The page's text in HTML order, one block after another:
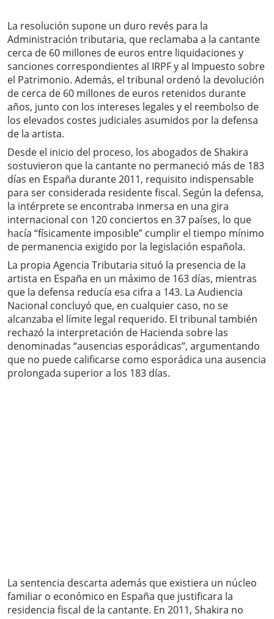
La resolución supone un duro revés para la
Administración tributaria, que reclamaba a la cantante
cerca de 60 millones de euros entre liquidaciones y
sanciones correspondientes al IRPF y al Impuesto sobre
el Patrimonio. Además, el tribunal ordenó la devolución
de cerca de 60 millones de euros retenidos durante
años, junto con los intereses legales y el reembolso de
los elevados costes judiciales asumidos por la defensa
de la artista.
Desde el inicio del proceso, los abogados de Shakira
sostuvieron que la cantante no permaneció más de 183
días en España durante 2011, requisito indispensable
para ser considerada residente fiscal. Según la defensa,
la intérprete se encontraba inmersa en una gira
internacional con 120 conciertos en 37 países, lo que
hacía “físicamente imposible” cumplir el tiempo mínimo
de permanencia exigido por la legislación española.
La propia Agencia Tributaria situó la presencia de la
artista en España en un máximo de 163 días, mientras
que la defensa reducía esa cifra a 143. La Audiencia
Nacional concluyó que, en cualquier caso, no se
alcanzaba el límite legal requerido. El tribunal también
rechazó la interpretación de Hacienda sobre las
denominadas “ausencias esporádicas”, argumentando
que no puede calificarse como esporádica una ausencia
prolongada superior a los 183 días.
La sentencia descarta además que existiera un núcleo
familiar o económico en España que justificara la
residencia fiscal de la cantante. En 2011, Shakira no